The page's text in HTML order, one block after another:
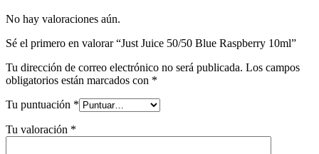
No hay valoraciones aún.
Sé el primero en valorar “Just Juice 50/50 Blue Raspberry 10ml”
Tu dirección de correo electrónico no será publicada. Los campos
obligatorios están marcados con *
Tu puntuación *
Tu valoración *